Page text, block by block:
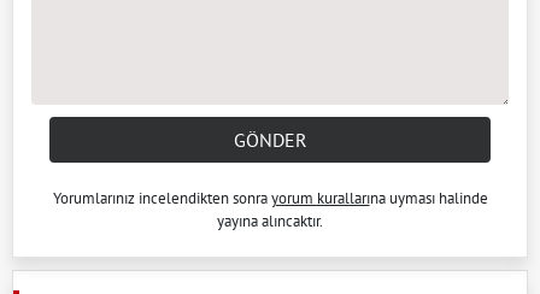
GÖNDER
Yorumlarınız incelendikten sonrayorum kurallarına uyması halinde
yayına alıncaktır.